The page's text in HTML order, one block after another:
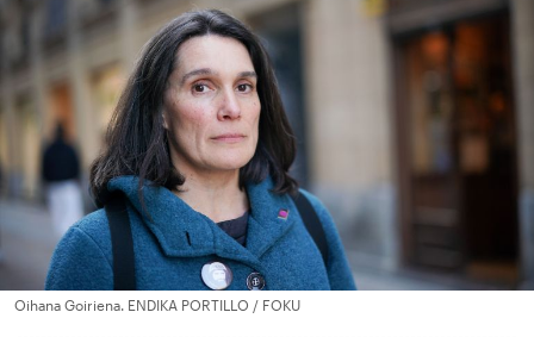
Oihana Goiriena. ENDIKA PORTILLO / FOKU